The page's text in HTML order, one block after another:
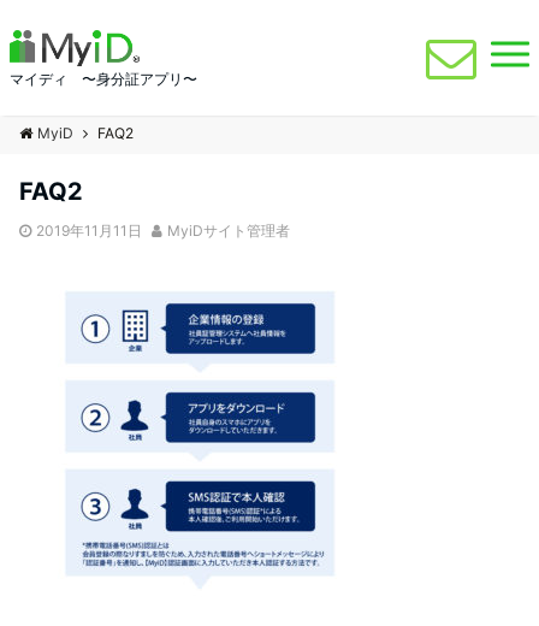
マイディ 〜身分証アプリ〜
MyiD FAQ2
FAQ2
2019年11月11日 MyiDサイト管理者